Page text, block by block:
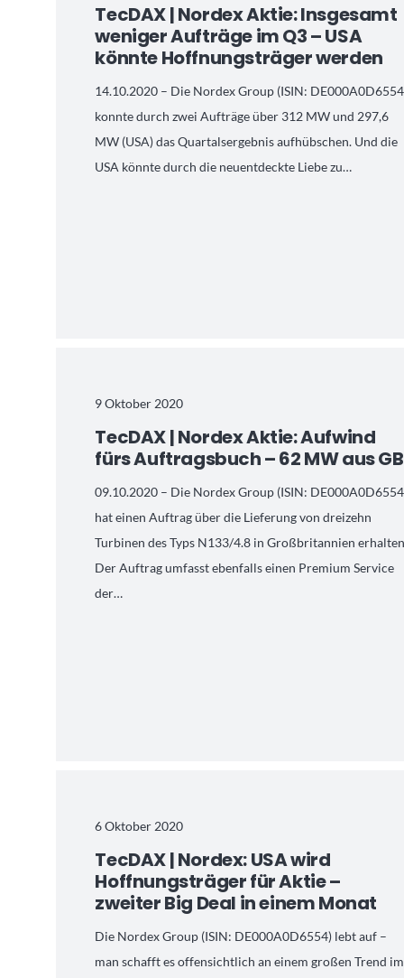
TecDAX | Nordex Aktie: Insgesamt
weniger Aufträge im Q3 – USA
könnte Hoffnungsträger werden
14.10.2020 – Die Nordex Group (ISIN:
konnte durch zwei Aufträge über 312 MW und 297,6
MW (USA) das Quartalsergebnis aufhübschen. Und die
USA könnte durch die neuentdeckte Liebe zu…
9 Oktober 2020
TecDAX | Nordex Aktie: Aufwind
fürs Auftragsbuch – 62 MW aus GB
09.10.2020 – Die Nordex Group (ISIN:
hat einen Auftrag über die Lieferung von dreizehn
Turbinen des Typs N133/4.8 in Großbritannien
Der Auftrag umfasst ebenfalls einen Premium Service
der…
6 Oktober 2020
TecDAX | Nordex: USA wird
Hoffnungsträger für Aktie –
zweiter Big Deal in einem Monat
Die Nordex Group (ISIN: DE000A0D6554) lebt auf –
man schafft es offensichtlich an einem großen Trend im